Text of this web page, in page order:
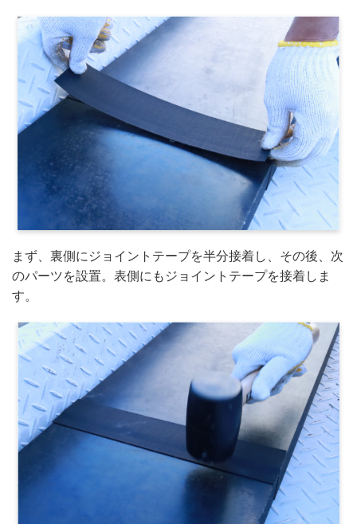
まず、裏側にジョイントテープを半分接着し、その後、次
のパーツを設置。表側にもジョイントテープを接着しま
す。